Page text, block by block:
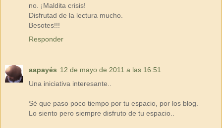
no. ¡Maldita crisis!
Disfrutad de la lectura mucho.
Besotes!!!
Responder
aapayés 12 de mayo de 2011 a las 16:51
Una iniciativa interesante..
Sé que paso poco tiempo por tu espacio, por los blog.
Lo siento pero siempre disfruto de tu espacio..